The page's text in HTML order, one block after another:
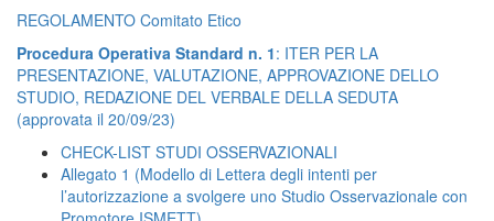
REGOLAMENTO Comitato Etico
Procedura Operativa Standard n. 1: ITER PER LA
PRESENTAZIONE, VALUTAZIONE, APPROVAZIONE DELLO
STUDIO, REDAZIONE DEL VERBALE DELLA SEDUTA
(approvata il 20/09/23)
CHECK-LIST STUDI OSSERVAZIONALI
Allegato 1 (Modello di Lettera degli intenti per
l’autorizzazione a svolgere uno Studio Osservazionale con